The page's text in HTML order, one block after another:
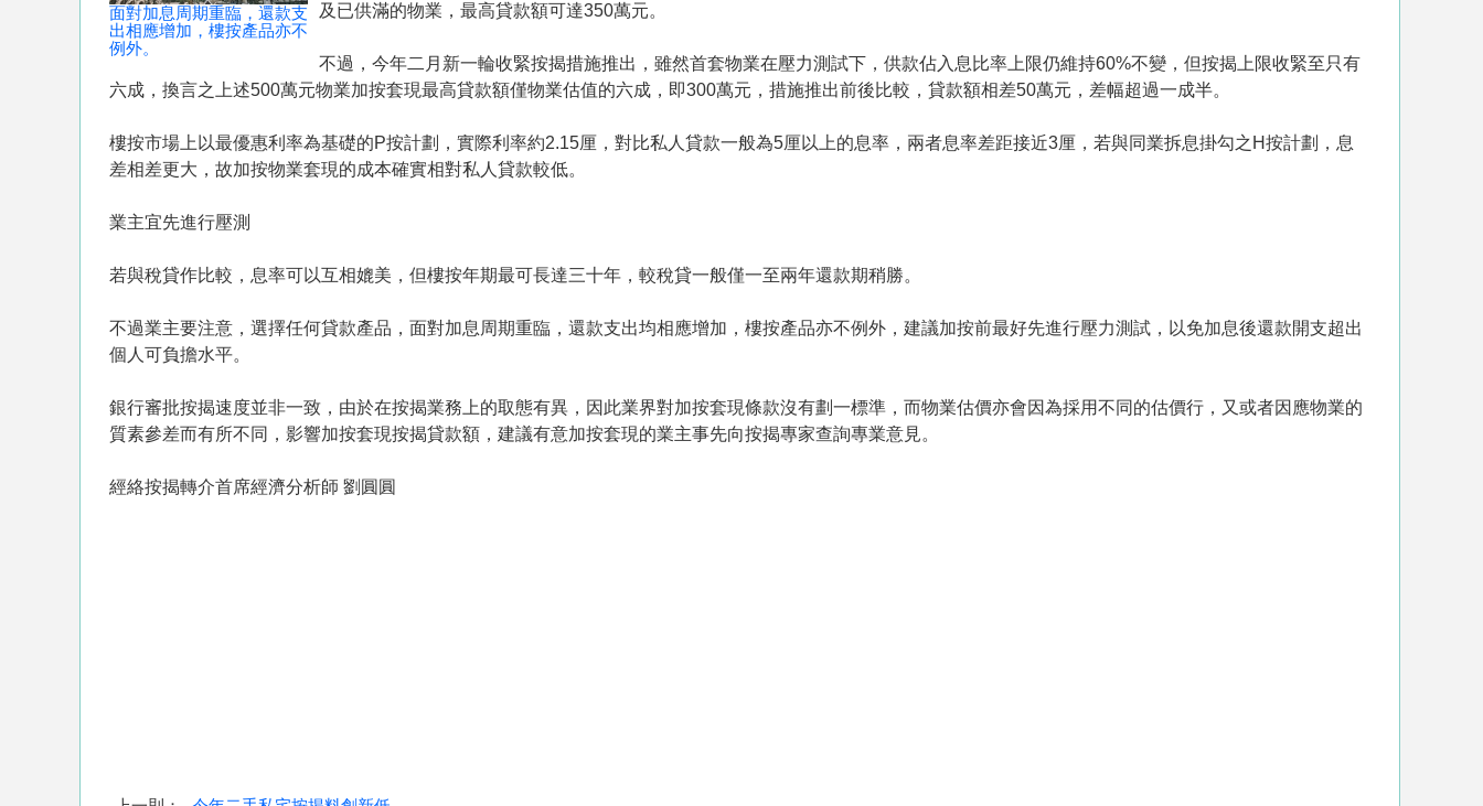
面對加息周期重臨，還款支
出相應增加，樓按產品亦不
例外。
及已供滿的物業，最高貸款額可達350萬元。
不過，今年二月新一輪收緊按揭措施推出，雖然首套物業在壓力測試下，供款佔入息比率上限仍維持60%不變，但按揭上限收緊至只有
六成，換言之上述500萬元物業加按套現最高貸款額僅物業估值的六成，即300萬元，措施推出前後比較，貸款額相差50萬元，差幅超過一成半。
樓按市場上以最優惠利率為基礎的P按計劃，實際利率約2.15厘，對比私人貸款一般為5厘以上的息率，兩者息率差距接近3厘，若與同業拆息掛勾之H按計劃，息
差相差更大，故加按物業套現的成本確實相對私人貸款較低。
業主宜先進行壓測
若與稅貸作比較，息率可以互相媲美，但樓按年期最可長達三十年，較稅貸一般僅一至兩年還款期稍勝。
不過業主要注意，選擇任何貸款產品，面對加息周期重臨，還款支出均相應增加，樓按產品亦不例外，建議加按前最好先進行壓力測試，以免加息後還款開支超出
個人可負擔水平。
銀行審批按揭速度並非一致，由於在按揭業務上的取態有異，因此業界對加按套現條款沒有劃一標準，而物業估價亦會因為採用不同的估價行，又或者因應物業的
質素參差而有所不同，影響加按套現按揭貸款額，建議有意加按套現的業主事先向按揭專家查詢專業意見。
經絡按揭轉介首席經濟分析師 劉圓圓